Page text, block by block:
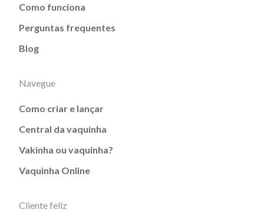
Como funciona
Perguntas frequentes
Blog
Navegue
Como criar e lançar
Central da vaquinha
Vakinha ou vaquinha?
Vaquinha Online
Cliente feliz